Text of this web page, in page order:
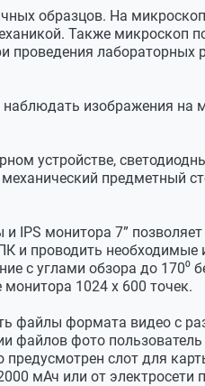
образцов. На
Также микроскоп
проведения
изображения на
устройстве,
предметный
IPS монитора 7”
проводить
с углами обзора до 170⁰
1024 х 600 точек.
файлы формата видео с
файлов фото
слот для
мАч или от
50 - 20 мм
столика
света и слотом
(установлен на штативе)